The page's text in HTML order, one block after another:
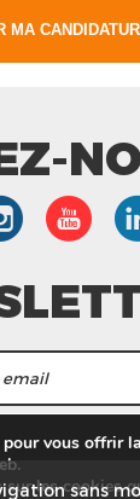
de Tang
sans
vous offrir
sur les cookies